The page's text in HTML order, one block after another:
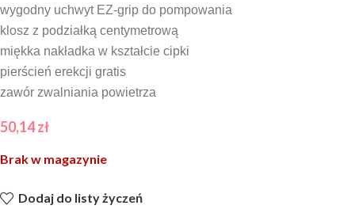
wygodny uchwyt EZ-grip do pompowania
klosz z podziałką centymetrową
miękka nakładka w kształcie cipki
pierścień erekcji gratis
zawór zwalniania powietrza
50,14zł
Brak w magazynie
Dodaj do listy życzeń